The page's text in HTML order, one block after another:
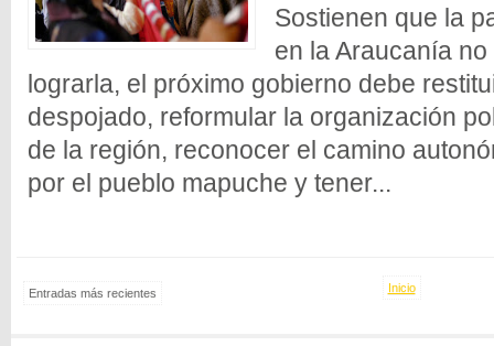
Sostienen que la
en la Araucanía
lograrla, el próximo gobierno debe
despojado, reformular la organización
de la región, reconocer el camino
por el pueblo mapuche y tener...
Entradas más recientes Inicio